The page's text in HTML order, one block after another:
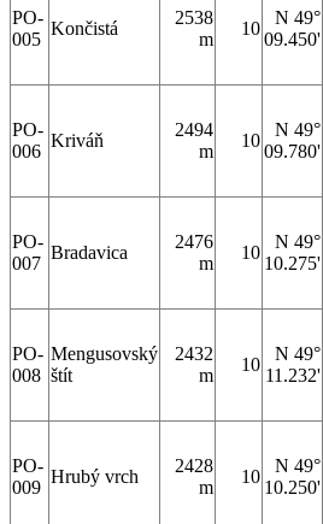
PO-
005
Končistá
2538
m
10
N 49°
09.450'
PO-
006
Kriváň
2494
m
10
N 49°
09.780'
PO-
007
Bradavica
2476
m
10
N 49°
10.275'
PO-
008
Mengusovský
štít
2432
m
10
N 49°
11.232'
PO-
009
Hrubý vrch
2428
m
10
N 49°
10.250'